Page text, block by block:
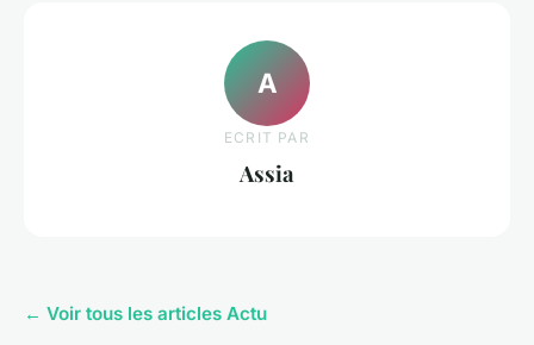
A
ECRIT PAR
Assia
← Voir tous les articles Actu